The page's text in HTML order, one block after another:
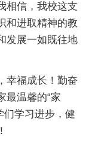
相信，我校这支
和进取精神的教
发展一如既往地
幸福成长！勤奋
最温馨的“家
们学习进步，健